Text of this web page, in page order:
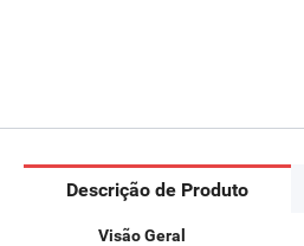
Descrição de Produto
Visão Geral